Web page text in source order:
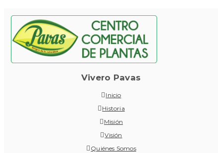
Vivero Pavas
Inicio
Historia
Misión
Visión
Quiénes Somos